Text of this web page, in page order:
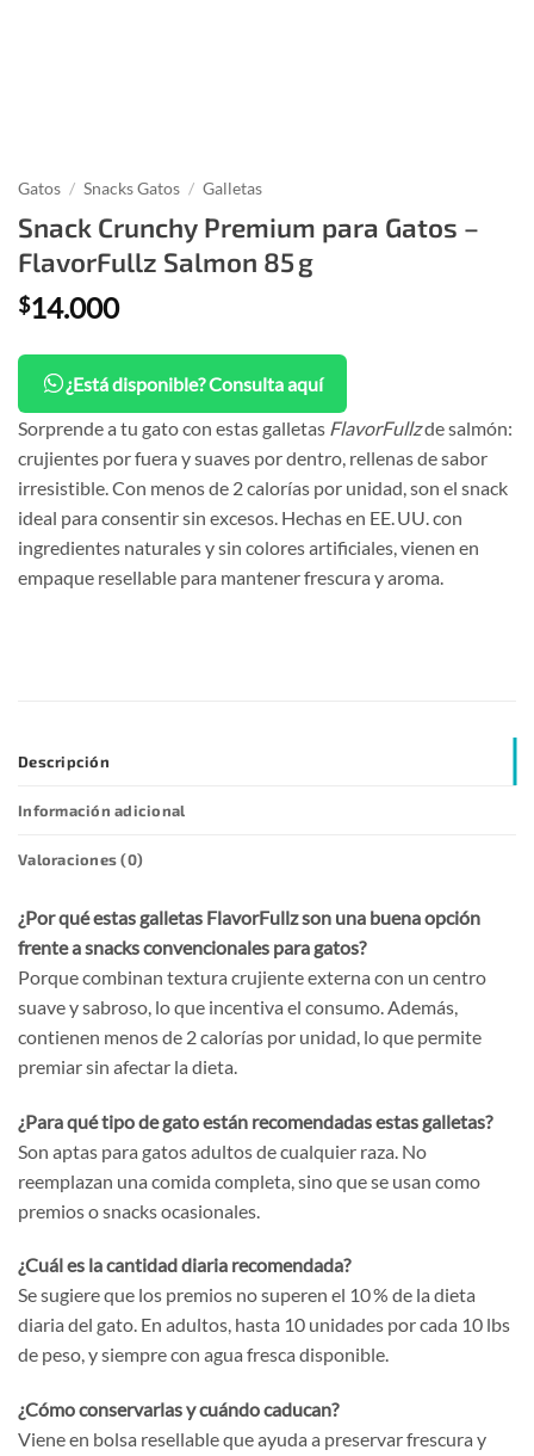
Gatos / Snacks Gatos / Galletas
Snack Crunchy Premium para Gatos –
FlavorFullz Salmon 85 g
$14.000
¿Está disponible? Consulta aquí
Sorprende a tu gato con estas galletas FlavorFullzde salmón:
crujientes por fuera y suaves por dentro, rellenas de sabor
irresistible. Con menos de 2 calorías por unidad, son el snack
ideal para consentir sin excesos. Hechas en EE. UU. con
ingredientes naturales y sin colores artificiales, vienen en
empaque resellable para mantener frescura y aroma.
Descripción
Información adicional
Valoraciones (0)
¿Por qué estas galletas FlavorFullz son una buena opción
frente a snacks convencionales para gatos?
Porque combinan textura crujiente externa con un centro
suave y sabroso, lo que incentiva el consumo. Además,
contienen menos de 2 calorías por unidad, lo que permite
premiar sin afectar la dieta.
¿Para qué tipo de gato están recomendadas estas galletas?
Son aptas para gatos adultos de cualquier raza. No
reemplazan una comida completa, sino que se usan como
premios o snacks ocasionales.
¿Cuál es la cantidad diaria recomendada?
Se sugiere que los premios no superen el 10 % de la dieta
diaria del gato. En adultos, hasta 10 unidades por cada 10 lbs
de peso, y siempre con agua fresca disponible.
¿Cómo conservarlas y cuándo caducan?
Viene en bolsa resellable que ayuda a preservar frescura y